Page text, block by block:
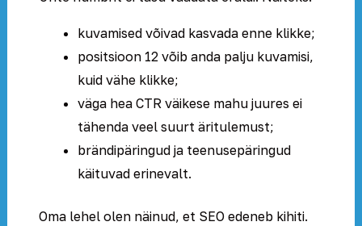
kuvamised võivad kasvada enne klikke;
positsioon 12 võib anda palju kuvamisi,
kuid vähe klikke;
väga hea CTR väikese mahu juures ei
tähenda veel suurt äritulemust;
brändipäringud ja teenusepäringud
käituvad erinevalt.
Oma lehel olen näinud, et SEO edeneb kihiti.